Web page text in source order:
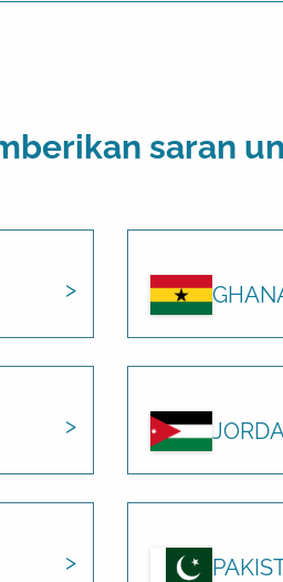
saran